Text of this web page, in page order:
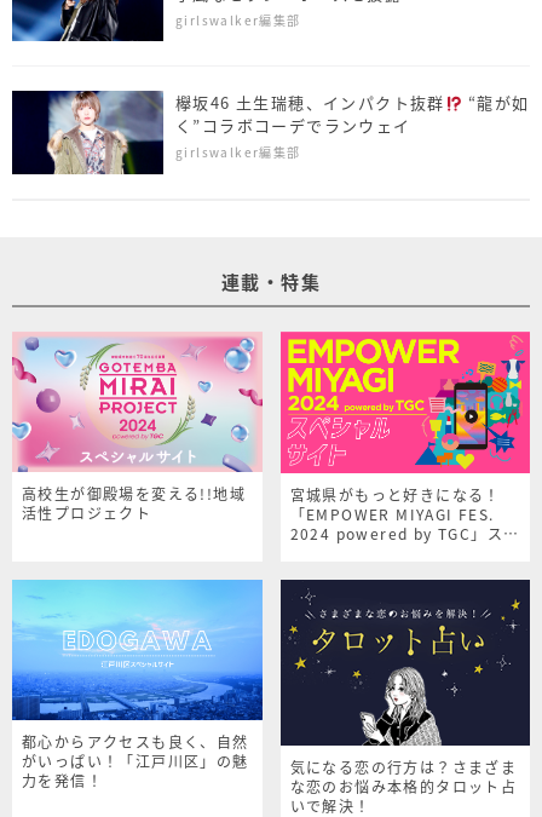
girlswalker編集部
欅坂46 土生瑞穂、インパクト抜群
“龍が如
く”コラボコーデでランウェイ
girlswalker編集部
連載・特集
高校生が御殿場を変える!!地域
活性プロジェクト
宮城県がもっと好きになる！
「EMPOWER MIYAGI FES.
2024 powered by TGC」スペ
都心からアクセスも良く、自然
がいっぱい！「江戸川区」の魅
力を発信！
気になる恋の行方は？さまざま
な恋のお悩み本格的タロット占
いで解決！